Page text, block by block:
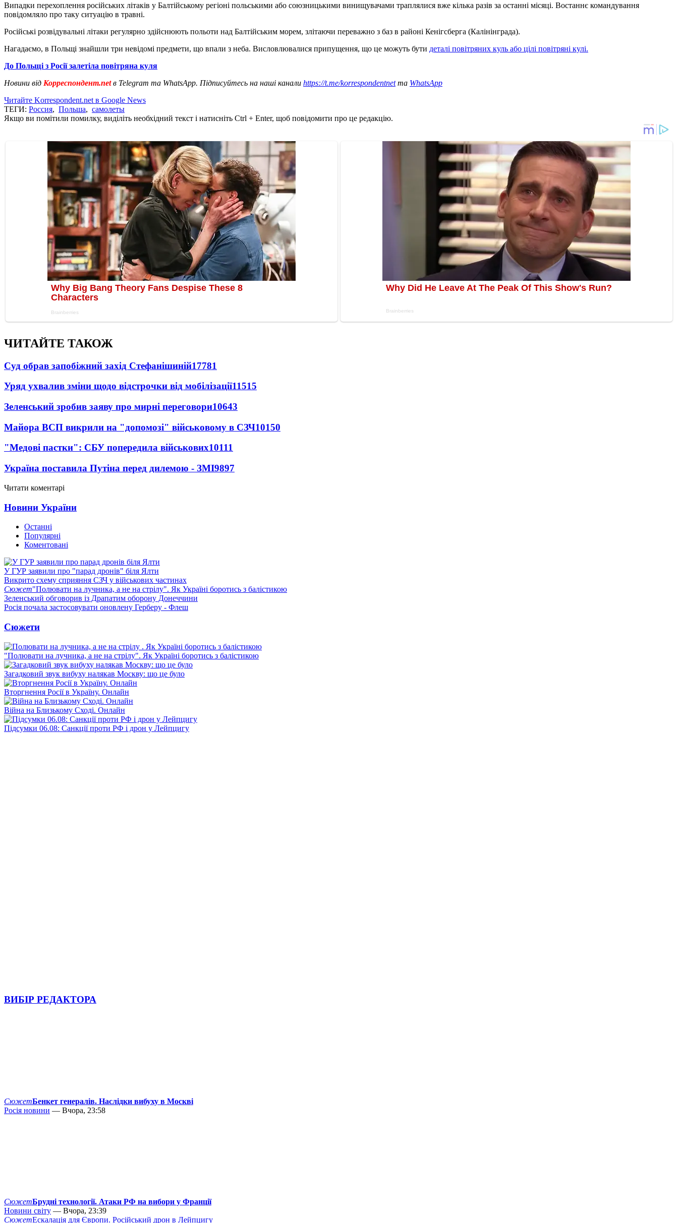
Випадки перехоплення російських літаків у Балтійському регіоні польськими або союзницькими винищувачами траплялися вже кілька разів за останні місяці. Востаннє командування
повідомляло про таку ситуацію в травні.
Російські розвідувальні літаки регулярно здійснюють польоти над Балтійським морем, злітаючи переважно з баз в районі Кенігсберга (Калінінграда).
Нагадаємо, в Польщі знайшли три невідомі предмети, що впали з неба. Висловлювалися припущення, що це можуть бути деталі повітряних куль або цілі повітряні кулі.
До Польщі з Росії залетіла повітряна куля
Новини від Корреспондент.netв Telegram та WhatsApp. Підписуйтесь на наші канали https://t.me/korrespondentnetта WhatsApp
Читайте Korrespondent.net в Google News
ТЕГИ: Россия, Польша, самолеты
Якщо ви помітили помилку, виділіть необхідний текст і натисніть Ctrl + Enter, щоб повідомити про це редакцію.
ЧИТАЙТЕ ТАКОЖ
Суд обрав запобіжний захід Стефанішиній17781
Уряд ухвалив зміни щодо відстрочки від мобілізації11515
Зеленський зробив заяву про мирні переговори10643
Майора ВСП викрили на "допомозі" військовому в СЗЧ10150
"Медові пастки": СБУ попередила військових10111
Україна поставила Путіна перед дилемою - ЗМІ9897
Читати коментарі
Новини України
Останні
Популярні
Коментовані
У ГУР заявили про "парад дронів" біля Ялти
Викрито схему сприяння СЗЧ у військових частинах
Сюжет"Полювати на лучника, а не на стрілу". Як Україні боротись з балістикою
Зеленський обговорив із Драпатим оборону Донеччини
Росія почала застосовувати оновлену Герберу - Флеш
Сюжети
"Полювати на лучника, а не на стрілу". Як Україні боротись з балістикою
Загадковий звук вибуху налякав Москву: що це було
Вторгнення Росії в Україну. Онлайн
Війна на Близькому Сході. Онлайн
Підсумки 06.08: Санкції проти РФ і дрон у Лейпцигу
ВИБІР РЕДАКТОРА
СюжетБенкет генералів. Наслідки вибуху в Москві
Росія новини — Вчора, 23:58
СюжетБрудні технології. Атаки РФ на вибори у Франції
Новини світу — Вчора, 23:39
СюжетЕскалація для Європи. Російський дрон в Лейпцигу